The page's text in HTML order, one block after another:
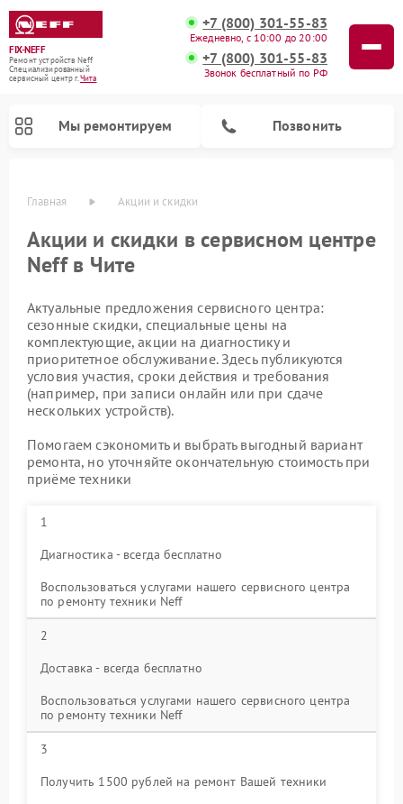
FIX-NEFF
Ремонт устройств Neff
Специализированный
cервисный центр г.Чита
+7 (800) 301-55-83
Ежедневно, с 10:00 до 20:00
+7 (800) 301-55-83
Звонок бесплатный по РФ
Мы ремонтируем Позвонить
Главная Акции и скидки
Акции и скидки в сервисном центре
Neff в Чите
Актуальные предложения сервисного центра:
сезонные скидки, специальные цены на
комплектующие, акции на диагностику и
приоритетное обслуживание. Здесь публикуются
условия участия, сроки действия и требования
(например, при записи онлайн или при сдаче
нескольких устройств).
Помогаем сэкономить и выбрать выгодный вариант
ремонта, но уточняйте окончательную стоимость при
приёме техники
1
Диагностика - всегда бесплатно
Воспользоваться услугами нашего сервисного центра
по ремонту техники Neff
2
Доставка - всегда бесплатно
Воспользоваться услугами нашего сервисного центра
по ремонту техники Neff
3
Получить 1500 рублей на ремонт Вашей техники